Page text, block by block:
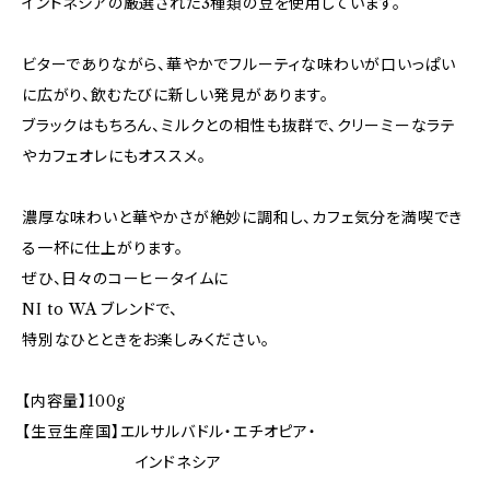
ビターでありながら、華やかでフルーティな味わいが口いっぱい
に広がり、飲むたびに新しい発見があります。
ブラックはもちろん、ミルクとの相性も抜群で、クリーミーなラテ
やカフェオレにもオススメ。
濃厚な味わいと華やかさが絶妙に調和し、カフェ気分を満喫でき
る一杯に仕上がります。
ぜひ、日々のコーヒータイムに
NI to WA ブレンドで、
特別なひとときをお楽しみください。
【内容量】100g
【生豆生産国】エルサルバドル・エチオピア・
インドネシア